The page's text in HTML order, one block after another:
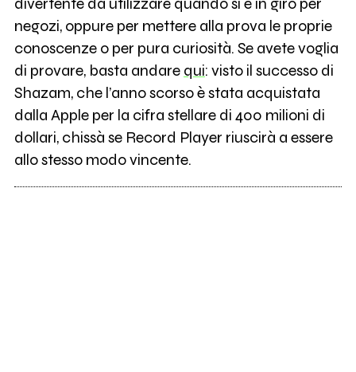
negozi, oppure per mettere alla prova le proprie
conoscenze o per pura curiosità. Se avete voglia
di provare, basta andare qui: visto il successo di
Shazam, che l’anno scorso è stata acquistata
dalla Apple per la cifra stellare di 400 milioni di
dollari, chissà se Record Player riuscirà a essere
allo stesso modo vincente.